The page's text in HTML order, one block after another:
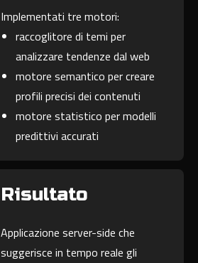
Implementati tre motori:
raccoglitore di temi per
analizzare tendenze dal web
motore semantico per creare
profili precisi dei contenuti
motore statistico per modelli
predittivi accurati
Risultato
Applicazione server-side che
suggerisce in tempo reale gli